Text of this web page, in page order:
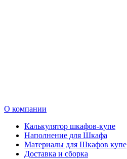
О компании
Калькулятор шкафов-купе
Наполнение для Шкафа
Материалы для Шкафов купе
Доставка и сборка